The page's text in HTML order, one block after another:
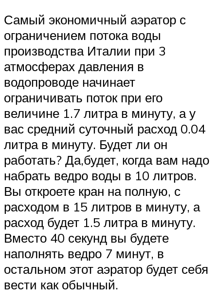
Самый экономичный аэратор с
ограничением потока воды
производства Италии при 3
атмосферах давления в
водопроводе начинает
ограничивать поток при его
величине 1.7 литра в минуту, а у
вас средний суточный расход 0.04
литра в минуту. Будет ли он
работать? Да,будет, когда вам надо
набрать ведро воды в 10 литров.
Вы откроете кран на полную, с
расходом в 15 литров в минуту, а
расход будет 1.5 литра в минуту.
Вместо 40 секунд вы будете
наполнять ведро 7 минут, в
остальном этот аэратор будет себя
вести как обычный.